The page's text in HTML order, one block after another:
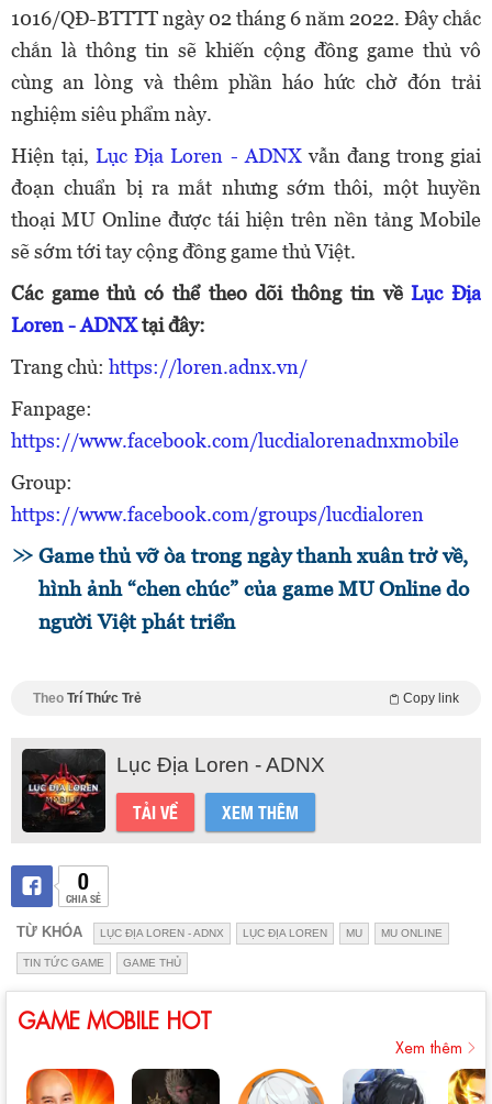
1016/QĐ-BTTTT ngày 02 tháng 6 năm 2022. Đây chắc
chắn là thông tin sẽ khiến cộng đồng game thủ vô
cùng an lòng và thêm phần háo hức chờ đón trải
nghiệm siêu phẩm này.
Hiện tại,Lục Địa Loren - ADNXvẫn đang trong giai
đoạn chuẩn bị ra mắt nhưng sớm thôi, một huyền
thoại MU Online được tái hiện trên nền tảng Mobile
sẽ sớm tới tay cộng đồng game thủ Việt.
Các game thủ có thể theo dõi thông tin vềLục Địa
Loren - ADNXtại đây:
Trang chủ: https://loren.adnx.vn/
Fanpage:
https://www.facebook.com/lucdialorenadnxmobile
Group:
https://www.facebook.com/groups/lucdialoren
Game thủ vỡ òa trong ngày thanh xuân trở về,
hình ảnh “chen chúc” của game MU Online do
người Việt phát triển
Theo Trí Thức Trẻ Copy link
Lục Địa Loren - ADNX
TẢI VỀ XEM THÊM
0
CHIA SẺ
TỪ KHÓA LỤC ĐỊA LOREN - ADNX LỤC ĐỊA LOREN MU MU ONLINE
TIN TỨC GAME GAME THỦ
GAME MOBILE HOT
Xem thêm